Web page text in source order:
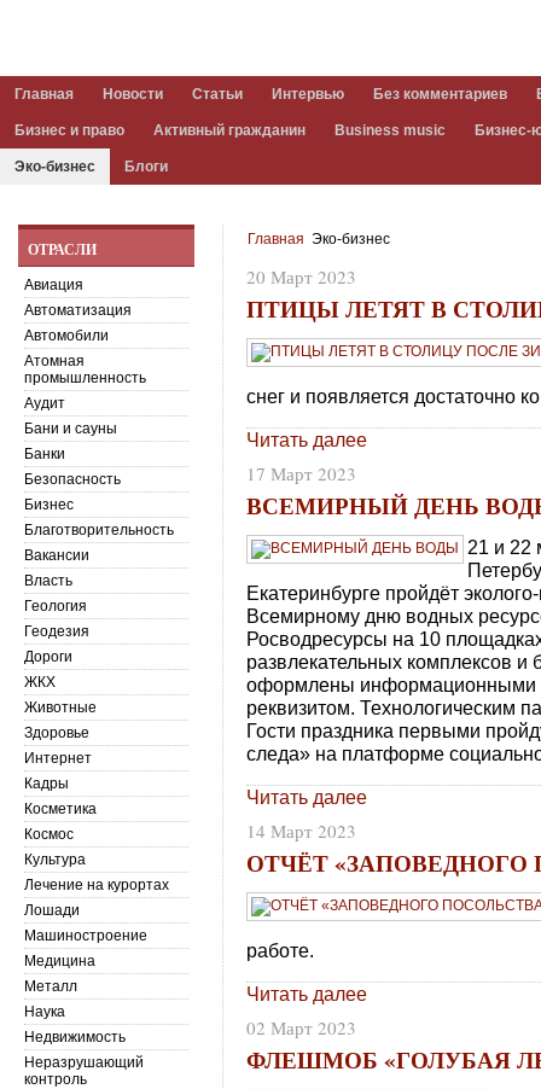
Главная Новости Статьи Интервью Без комментариев
Бизнес и право Активный гражданин Business music Бизнес-
Эко-бизнес Блоги
Главная Эко-бизнес
20 Март 2023
ПТИЦЫ ЛЕТЯТ В
снег и появляется достаточно
Читать далее
17 Март 2023
ВСЕМИРНЫЙ ДЕНЬ
21 и 22
Екатеринбурге пройдёт
Всемирному дню водных
Росводресурсы на 10
развлекательных комплексов и
оформлены информационными
реквизитом. Технологическим
Гости праздника первыми
следа» на платформе
Читать далее
14 Март 2023
ОТЧЁТ «ЗАПОВЕДНОГО
работе.
Читать далее
02 Март 2023
ФЛЕШМОБ «ГОЛУБАЯ
ОТРАСЛИ
Авиация
Автоматизация
Автомобили
Атомная
промышленность
Аудит
Бани и сауны
Банки
Безопасность
Бизнес
Благотворительность
Вакансии
Власть
Геология
Геодезия
Дороги
ЖКХ
Животные
Здоровье
Интернет
Кадры
Косметика
Космос
Культура
Лечение на курортах
Лошади
Машиностроение
Медицина
Металл
Наука
Недвижимость
Неразрушающий
контроль